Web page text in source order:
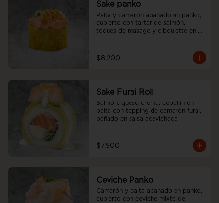
Sake panko
Palta y camarón apanado en panko,
cubierto con tartar de salmón,
toques de masago y ciboulette en
$8.200
Sake Furai Roll
Salmón, queso crema, cebollín en
palta con topping de camarón furai,
bañado en salsa acevichada
$7.900
Ceviche Panko
Camarón y palta apanado en panko,
cubierto con ceviche mixto de